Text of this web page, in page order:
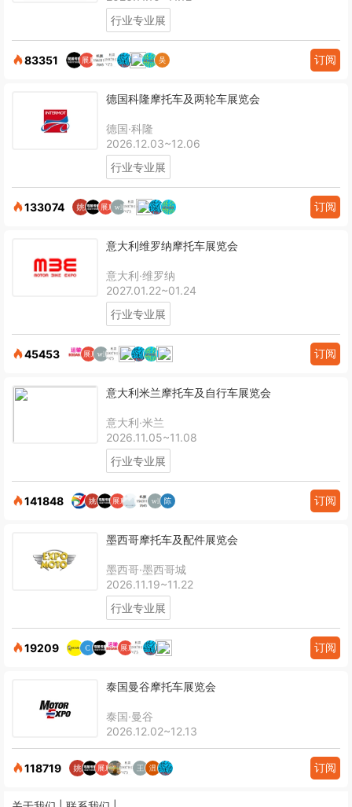
行业专业展
83351 订阅
德国科隆摩托车及两轮车展览会
德国·科隆
2026.12.03~12.06
行业专业展
133074 订阅
意大利维罗纳摩托车展览会
意大利·维罗纳
2027.01.22~01.24
行业专业展
45453 订阅
意大利米兰摩托车及自行车展览会
意大利·米兰
2026.11.05~11.08
行业专业展
141848 订阅
墨西哥摩托车及配件展览会
墨西哥·墨西哥城
2026.11.19~11.22
行业专业展
19209 订阅
泰国曼谷摩托车展览会
泰国·曼谷
2026.12.02~12.13
118719 订阅